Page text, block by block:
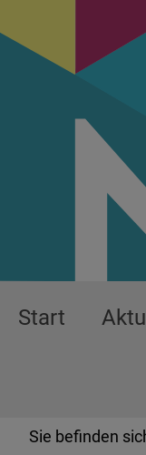
Zum
Zum
Zu den
Start
Sie befinden